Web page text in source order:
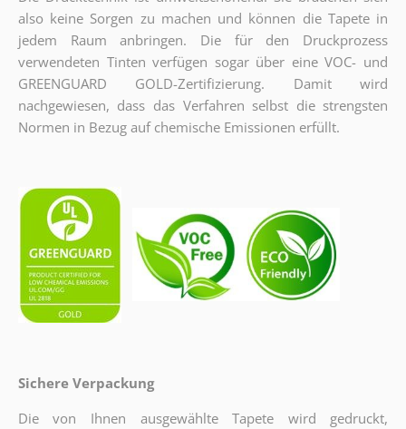
also keine Sorgen zu machen und können die Tapete in
jedem Raum anbringen. Die für den Druckprozess
verwendeten Tinten verfügen sogar über eine VOC- und
GREENGUARD GOLD-Zertifizierung. Damit wird
nachgewiesen, dass das Verfahren selbst die strengsten
Normen in Bezug auf chemische Emissionen erfüllt.
Sichere Verpackung
Die von Ihnen ausgewählte Tapete wird gedruckt,